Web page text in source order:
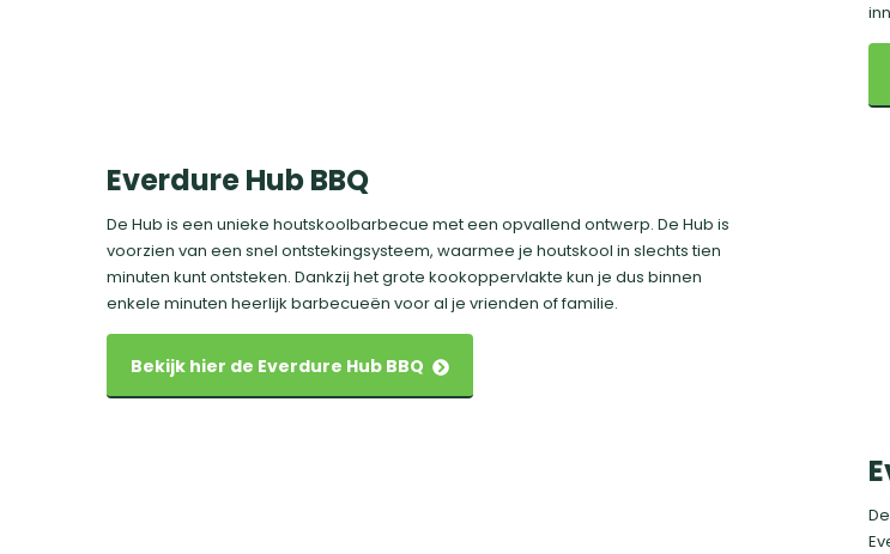
Everdure Hub BBQ
De Hub is een unieke houtskoolbarbecue met een opvallend ontwerp. De Hub is
voorzien van een snel ontstekingsysteem, waarmee je houtskool in slechts tien
minuten kunt ontsteken. Dankzij het grote kookoppervlakte kun je dus binnen
enkele minuten heerlijk barbecueën voor al je vrienden of familie.
Bekijk hier de Everdure Hub BBQ